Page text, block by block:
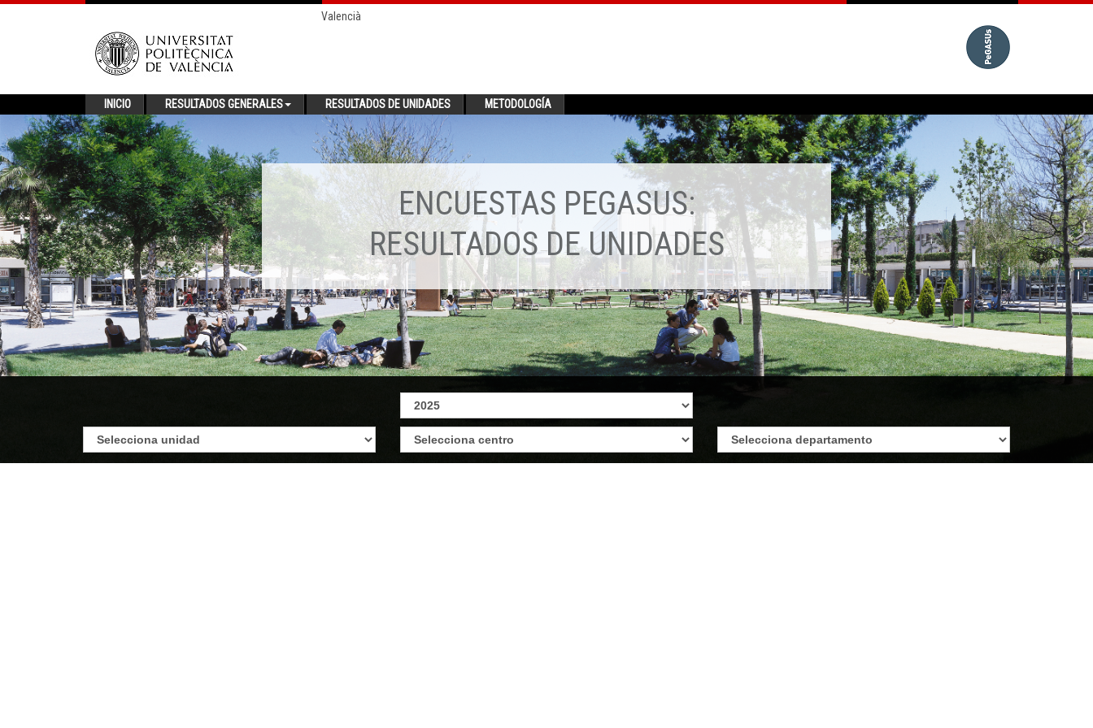
Valencià
INICIO RESULTADOS GENERALES RESULTADOS DE UNIDADES METODOLOGÍA
ENCUESTAS PEGASUS:
RESULTADOS DE UNIDADES